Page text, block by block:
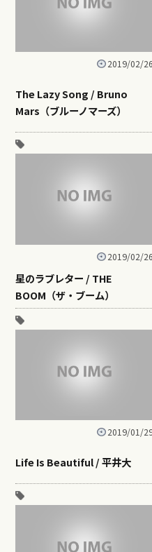
2019/02/26
The Lazy Song / Bruno
Mars（ブルーノマーズ）
2019/02/26
星のラブレター / THE
BOOM（ザ・ブーム）
2019/01/
Life Is Beautiful / 平井大